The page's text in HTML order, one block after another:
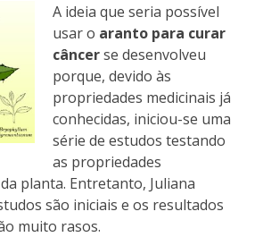
A ideia que seria possível
usar o aranto para curar
câncerse desenvolveu
porque, devido às
propriedades medicinais já
conhecidas, iniciou-se uma
série de estudos testando
as propriedades
planta. Entretanto, Juliana
são iniciais e os resultados
muito rasos.